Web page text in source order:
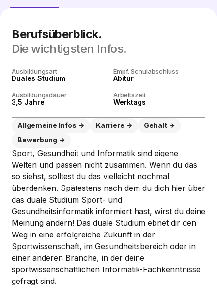
Berufsüberblick.
Die wichtigsten Infos.
Ausbildungsart
Duales Studium
Empf. Schulabschluss
Abitur
Ausbildungsdauer
3,5 Jahre
Arbeitszeit
Werktags
Allgemeine Infos Karriere
Gehalt
Bewerbung
Sport, Gesundheit und Informatik sind eigene
Welten und passen nicht zusammen. Wenn du das
so siehst, solltest du das vielleicht nochmal
überdenken. Spätestens nach dem du dich hier über
das duale Studium Sport- und
Gesundheitsinformatik informiert hast, wirst du deine
Meinung ändern! Das duale Studium ebnet dir den
Weg in eine erfolgreiche Zukunft in der
Sportwissenschaft, im Gesundheitsbereich oder in
einer anderen Branche, in der deine
sportwissenschaftlichen Informatik-Fachkenntnisse
gefragt sind.